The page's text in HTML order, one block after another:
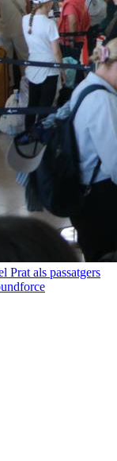
Prat als passatgers